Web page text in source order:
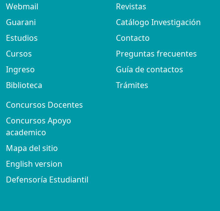
Webmail
Guarani
Estudios
Cursos
Ingreso
Biblioteca
Revistas
Catálogo Investigación
Contacto
Preguntas frecuentes
Guía de contactos
Trámites
Concursos Docentes
Concursos Apoyo
academico
Mapa del sitio
English version
Defensoría Estudiantil